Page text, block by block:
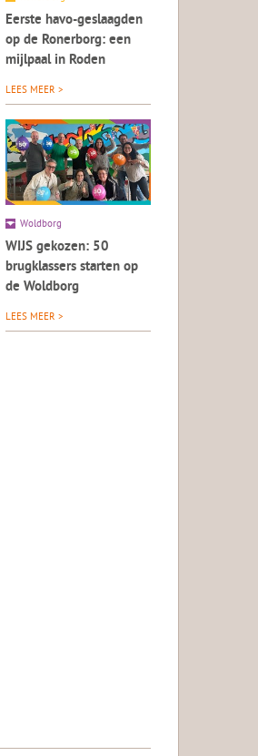
Eerste havo-geslaagden
op de Ronerborg: een
mijlpaal in Roden
LEES MEER >
Woldborg
WIJS gekozen: 50
brugklassers starten op
de Woldborg
LEES MEER >